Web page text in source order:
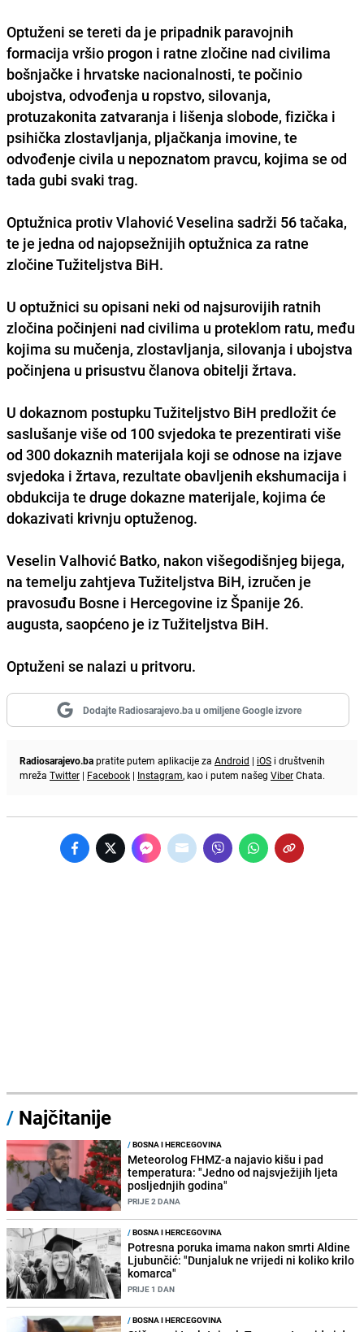
Optuženi se tereti da je pripadnik paravojnih
formacija vršio progon i ratne zločine nad civilima
bošnjačke i hrvatske nacionalnosti, te počinio
ubojstva, odvođenja u ropstvo, silovanja,
protuzakonita zatvaranja i lišenja slobode, fizička i
psihička zlostavljanja, pljačkanja imovine, te
odvođenje civila u nepoznatom pravcu, kojima se od
tada gubi svaki trag.
Optužnica protiv Vlahović Veselina sadrži 56 tačaka,
te je jedna od najopsežnijih optužnica za ratne
zločine Tužiteljstva BiH.
U optužnici su opisani neki od najsurovijih ratnih
zločina počinjeni nad civilima u proteklom ratu, među
kojima su mučenja, zlostavljanja, silovanja i ubojstva
počinjena u prisustvu članova obitelji žrtava.
U dokaznom postupku Tužiteljstvo BiH predložit će
saslušanje više od 100 svjedoka te prezentirati više
od 300 dokaznih materijala koji se odnose na izjave
svjedoka i žrtava, rezultate obavljenih ekshumacija i
obdukcija te druge dokazne materijale, kojima će
dokazivati krivnju optuženog.
Veselin Valhović Batko, nakon višegodišnjeg bijega,
na temelju zahtjeva Tužiteljstva BiH, izručen je
pravosuđu Bosne i Hercegovine iz Španije 26.
augusta, saopćeno je iz Tužiteljstva BiH.
Optuženi se nalazi u pritvoru.
Dodajte Radiosarajevo.ba u omiljene Google izvore
Radiosarajevo.bapratite putem aplikacije za Android | iOS i društvenih
mreža Twitter | Facebook | Instagram, kao i putem našeg ViberChata.
/ Najčitanije
/BOSNA I HERCEGOVINA
Meteorolog FHMZ-a najavio kišu i pad
temperatura: "Jedno od najsvježijih ljeta
posljednjih godina"
PRIJE 2 DANA
/BOSNA I HERCEGOVINA
Potresna poruka imama nakon smrti Aldine
Ljubunčić: "Dunjaluk ne vrijedi ni koliko krilo
komarca"
PRIJE 1 DAN
/BOSNA I HERCEGOVINA